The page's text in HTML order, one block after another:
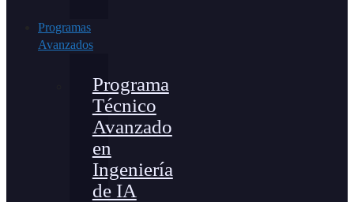
Programas
Avanzados
Programa
Técnico
Avanzado
en
Ingeniería
de IA